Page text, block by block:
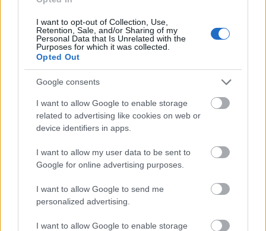
I want to opt-out of Collection, Use,
Retention, Sale, and/or Sharing of my
Personal Data that Is Unrelated with the
Purposes for which it was collected.
Opted Out
Google consents
I want to allow Google to enable storage
related to advertising like cookies on web or
device identifiers in apps.
I want to allow my user data to be sent to
Google for online advertising purposes.
I want to allow Google to send me
personalized advertising.
I want to allow Google to enable storage
kooprodukcióban készült Phaidra címû elõadása
utoljára látható a Trafóban november 1., 3 - 6. este 8
órától és 2-án csocsó idõben este 22 órától. Tekintse
meg az elõadáson készült képriportunkat!
Az Aranytíz Teátrum
Gellérthegyi álmok, Kettecskén, Szécsi Pál, Szaffi az